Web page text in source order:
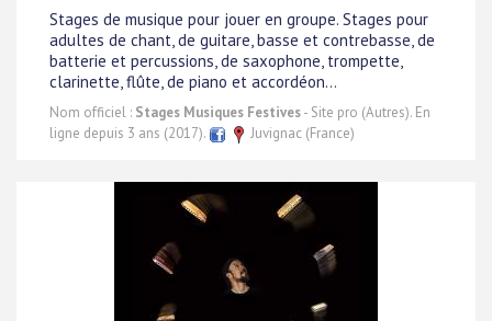
Stages de musique pour jouer en groupe. Stages pour
adultes de chant, de guitare, basse et contrebasse, de
batterie et percussions, de saxophone, trompette,
clarinette, flûte, de piano et accordéon...
Nom officiel : Stages Musiques Festives- Site pro (Autres). En
ligne depuis 3 ans (2017).
Juvignac (France)